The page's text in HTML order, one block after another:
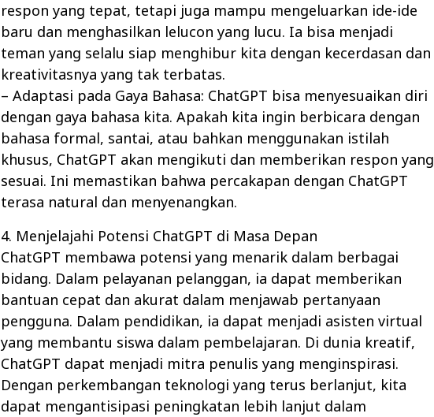
respon yang tepat, tetapi juga mampu mengeluarkan ide-ide
baru dan menghasilkan lelucon yang lucu. Ia bisa menjadi
teman yang selalu siap menghibur kita dengan kecerdasan dan
kreativitasnya yang tak terbatas.
– Adaptasi pada Gaya Bahasa: ChatGPT bisa menyesuaikan diri
dengan gaya bahasa kita. Apakah kita ingin berbicara dengan
bahasa formal, santai, atau bahkan menggunakan istilah
khusus, ChatGPT akan mengikuti dan memberikan respon yang
sesuai. Ini memastikan bahwa percakapan dengan ChatGPT
terasa natural dan menyenangkan.
4. Menjelajahi Potensi ChatGPT di Masa Depan
ChatGPT membawa potensi yang menarik dalam berbagai
bidang. Dalam pelayanan pelanggan, ia dapat memberikan
bantuan cepat dan akurat dalam menjawab pertanyaan
pengguna. Dalam pendidikan, ia dapat menjadi asisten virtual
yang membantu siswa dalam pembelajaran. Di dunia kreatif,
ChatGPT dapat menjadi mitra penulis yang menginspirasi.
Dengan perkembangan teknologi yang terus berlanjut, kita
dapat mengantisipasi peningkatan lebih lanjut dalam